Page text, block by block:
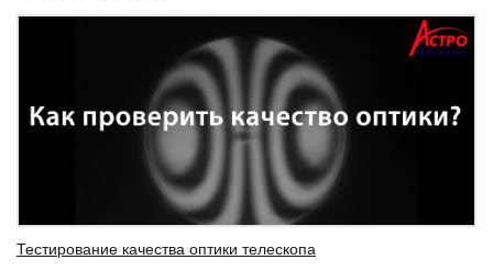
Тестирование качества оптики телескопа